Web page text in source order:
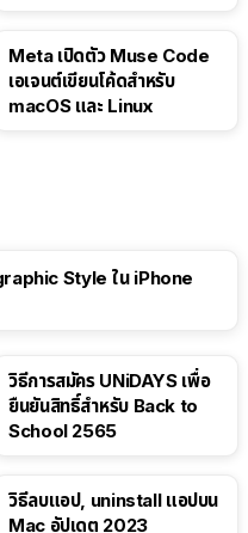
Meta เปิดตัว Muse Code
เอเจนต์เขียนโค้ดสำหรับ
macOS และ Linux
Style ใน iPhone
วิธีการสมัคร UNiDAYS เพื่อ
ยืนยันสิทธิ์สำหรับ Back to
School 2565
วิธีลบแอป, uninstall แอปบน
Mac อัปเดต 2023